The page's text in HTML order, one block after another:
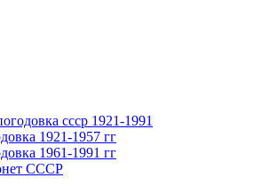
ссср 1921-1991
1921-1957 гг
1961-1991 гг
СССР